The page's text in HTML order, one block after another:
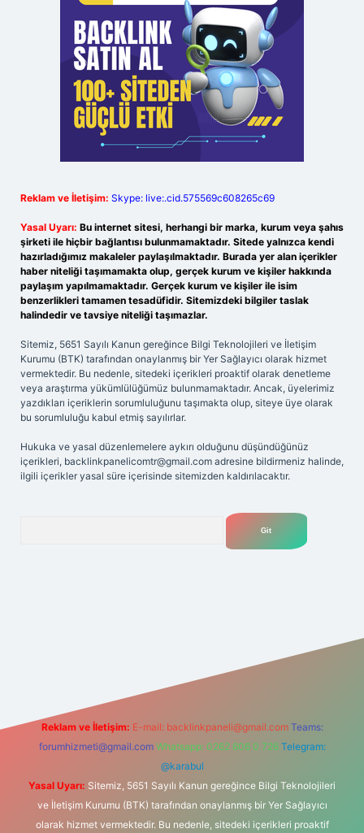
Reklam ve İletişim: Skype: live:.cid.575569c608265c69
Yasal Uyarı: Bu internet sitesi, herhangi bir marka, kurum veya şahıs
şirketi ile hiçbir bağlantısı bulunmamaktadır. Sitede yalnızca kendi
hazırladığımız makaleler paylaşılmaktadır. Burada yer alan içerikler
haber niteliği taşımamakta olup, gerçek kurum ve kişiler hakkında
paylaşım yapılmamaktadır. Gerçek kurum ve kişiler ile isim
benzerlikleri tamamen tesadüfidir. Sitemizdeki bilgiler taslak
halindedir ve tavsiye niteliği taşımazlar.
Sitemiz, 5651 Sayılı Kanun gereğince Bilgi Teknolojileri ve İletişim
Kurumu (BTK) tarafından onaylanmış bir Yer Sağlayıcı olarak hizmet
vermektedir. Bu nedenle, sitedeki içerikleri proaktif olarak denetleme
veya araştırma yükümlülüğümüz bulunmamaktadır. Ancak, üyelerimiz
yazdıkları içeriklerin sorumluluğunu taşımakta olup, siteye üye olarak
bu sorumluluğu kabul etmiş sayılırlar.
Hukuka ve yasal düzenlemelere aykırı olduğunu düşündüğünüz
içerikleri, backlinkpanelicomtr@gmail.com adresine bildirmeniz halinde,
ilgili içerikler yasal süre içerisinde sitemizden kaldırılacaktır.
Reklam ve İletişim: E-mail: backlinkpaneli@gmail.com Teams:
forumhizmeti@gmail.com Whatsapp: 0262 606 0 726 Telegram:
@karabul
Yasal Uyarı: Sitemiz, 5651 Sayılı Kanun gereğince Bilgi Teknolojileri
ve İletişim Kurumu (BTK) tarafından onaylanmış bir Yer Sağlayıcı
olarak hizmet vermektedir. Bu nedenle, sitedeki içerikleri proaktif